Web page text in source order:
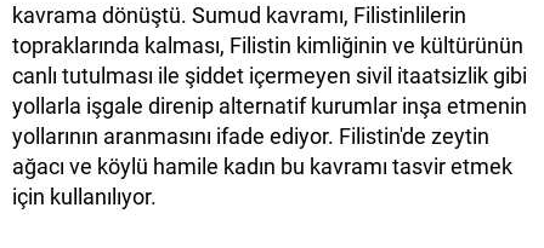
kavrama dönüştü. Sumud kavramı, Filistinlilerin
topraklarında kalması, Filistin kimliğinin ve kültürünün
canlı tutulması ile şiddet içermeyen sivil itaatsizlik gibi
yollarla işgale direnip alternatif kurumlar inşa etmenin
yollarının aranmasını ifade ediyor. Filistin'de zeytin
ağacı ve köylü hamile kadın bu kavramı tasvir etmek
için kullanılıyor.